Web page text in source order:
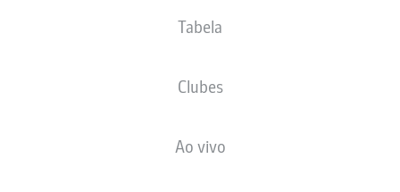
Tabela
Clubes
Ao vivo